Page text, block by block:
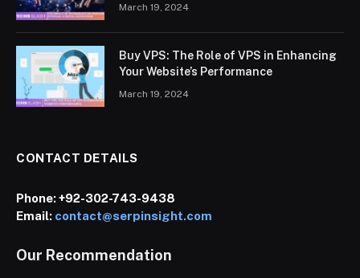
March 19, 2024
Buy VPS: The Role of VPS in Enhancing
Your Website’s Performance
March 19, 2024
CONTACT DETAILS
Phone:+92-302-743-9438
Email: contact@serpinsight.com
Our Recommendation